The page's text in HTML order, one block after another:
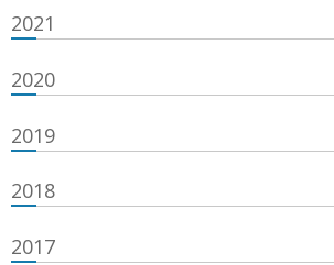
2021
2020
2019
2018
2017